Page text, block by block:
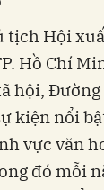
tịch Hội
Hồ Chí
hội,
kiện nổi
vực văn
đó mỗi